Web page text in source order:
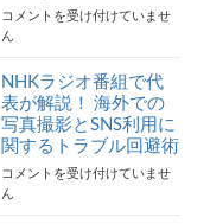
海
外
行
ト
ラ
ブ
ル
対
応
コメントを受け付けていませ
ん
NHKラジオ番組で代
表が解説！ 海外での
写真撮影とSNS利用に
関するトラブル回避術
NHK
ラ
コメントを受け付けていませ
ん